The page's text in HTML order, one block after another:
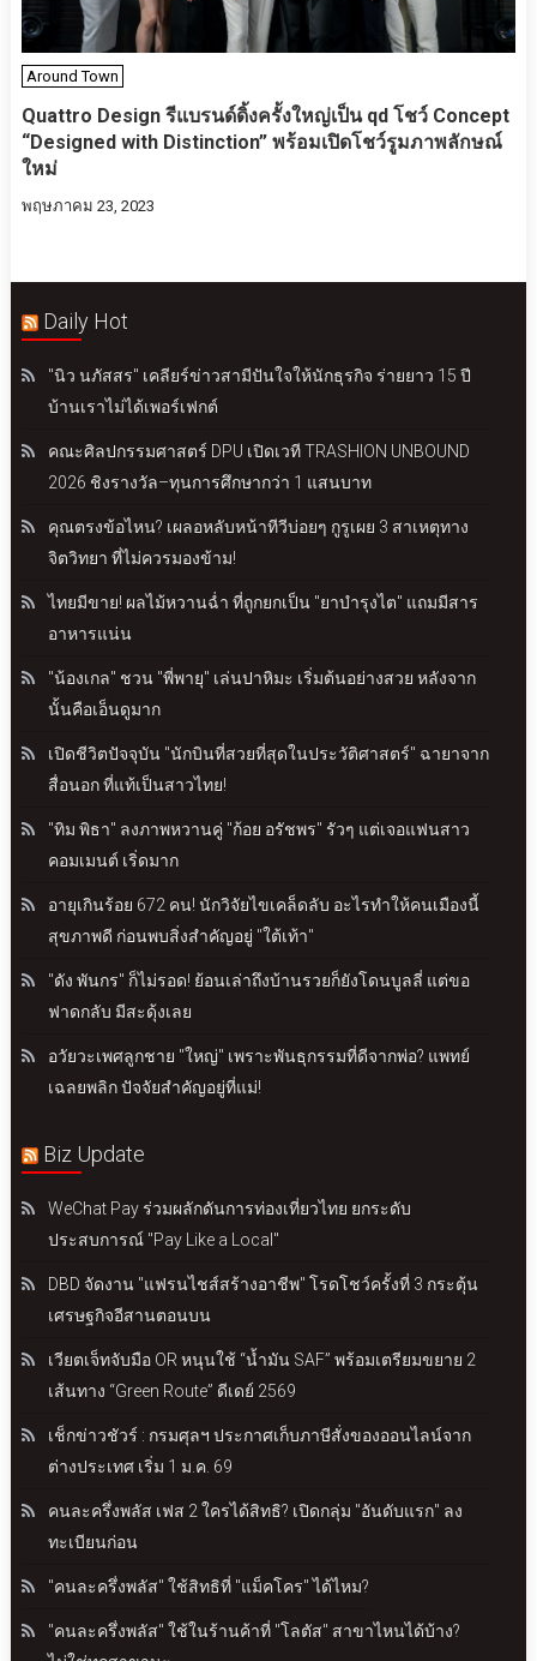
Around Town
Quattro Design รีแบรนด์ดิ้งครั้งใหญ่เป็น qd โชว์ Concept
“Designed with Distinction” พร้อมเปิดโชว์รูมภาพลักษณ์
ใหม่
พฤษภาคม 23, 2023
Daily Hot
"นิว นภัสสร" เคลียร์ข่าวสามีปันใจให้นักธุรกิจ ร่ายยาว 15 ปี
บ้านเราไม่ได้เพอร์เฟกต์
คณะศิลปกรรมศาสตร์ DPU เปิดเวที TRASHION UNBOUND
2026 ชิงรางวัล–ทุนการศึกษากว่า 1 แสนบาท
คุณตรงข้อไหน? เผลอหลับหน้าทีวีบ่อยๆ กูรูเผย 3 สาเหตุทาง
จิตวิทยา ที่ไม่ควรมองข้าม!
ไทยมีขาย! ผลไม้หวานฉ่ำ ที่ถูกยกเป็น "ยาบำรุงไต" แถมมีสาร
อาหารแน่น
"น้องเกล" ชวน "พี่พายุ" เล่นปาหิมะ เริ่มต้นอย่างสวย หลังจาก
นั้นคือเอ็นดูมาก
เปิดชีวิตปัจจุบัน "นักบินที่สวยที่สุดในประวัติศาสตร์" ฉายาจาก
สื่อนอก ที่แท้เป็นสาวไทย!
"ทิม พิธา" ลงภาพหวานคู่ "ก้อย อรัชพร" รัวๆ แต่เจอแฟนสาว
คอมเมนต์ เริ่ดมาก
อายุเกินร้อย 672 คน! นักวิจัยไขเคล็ดลับ อะไรทำให้คนเมืองนี้
สุขภาพดี ก่อนพบสิ่งสำคัญอยู่ "ใต้เท้า"
"ดัง พันกร" ก็ไม่รอด! ย้อนเล่าถึงบ้านรวยก็ยังโดนบูลลี่ แต่ขอ
ฟาดกลับ มีสะดุ้งเลย
อวัยวะเพศลูกชาย "ใหญ่" เพราะพันธุกรรมที่ดีจากพ่อ? แพทย์
เฉลยพลิก ปัจจัยสำคัญอยู่ที่แม่!
Biz Update
WeChat Pay ร่วมผลักดันการท่องเที่ยวไทย ยกระดับ
ประสบการณ์ "Pay Like a Local"
DBD จัดงาน "แฟรนไชส์สร้างอาชีพ" โรดโชว์ครั้งที่ 3 กระตุ้น
เศรษฐกิจอีสานตอนบน
เวียตเจ็ทจับมือ OR หนุนใช้ “น้ำมัน SAF” พร้อมเตรียมขยาย 2
เส้นทาง “Green Route” ดีเดย์ 2569
เช็กข่าวชัวร์ : กรมศุลฯ ประกาศเก็บภาษีสั่งของออนไลน์จาก
ต่างประเทศ เริ่ม 1 ม.ค. 69
คนละครึ่งพลัส เฟส 2 ใครได้สิทธิ? เปิดกลุ่ม "อันดับแรก" ลง
ทะเบียนก่อน
"คนละครึ่งพลัส" ใช้สิทธิที่ "แม็คโคร" ได้ไหม?
"คนละครึ่งพลัส" ใช้ในร้านค้าที่ "โลตัส" สาขาไหนได้บ้าง?